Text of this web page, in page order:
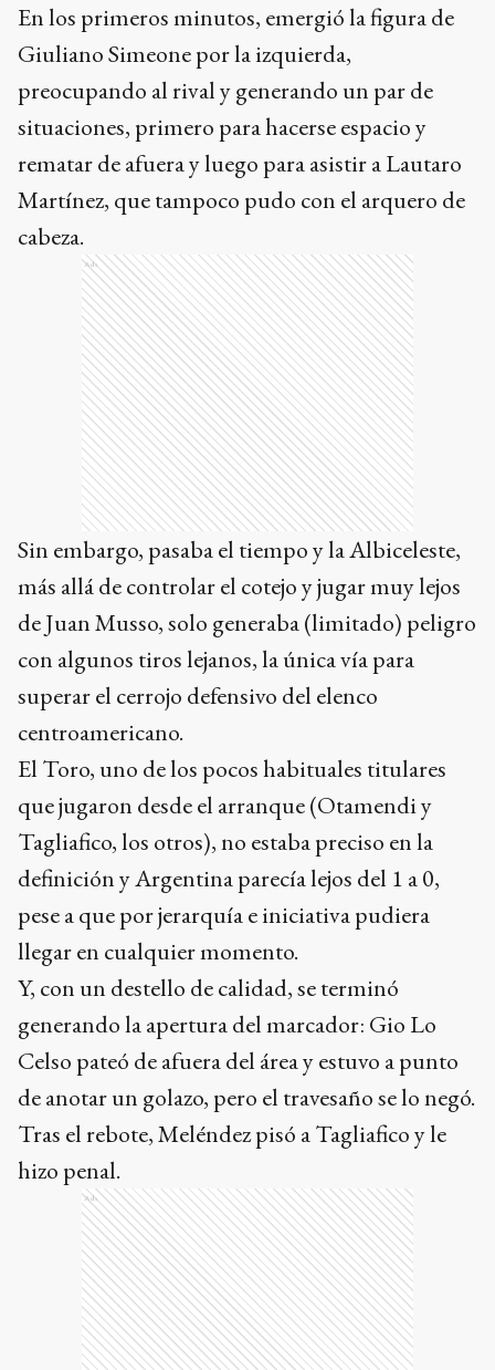
En los primeros minutos, emergió la figura de
Giuliano Simeone por la izquierda,
preocupando al rival y generando un par de
situaciones, primero para hacerse espacio y
rematar de afuera y luego para asistir a Lautaro
Martínez, que tampoco pudo con el arquero de
cabeza.
Ads
Sin embargo, pasaba el tiempo y la Albiceleste,
más allá de controlar el cotejo y jugar muy lejos
de Juan Musso, solo generaba (limitado) peligro
con algunos tiros lejanos, la única vía para
superar el cerrojo defensivo del elenco
centroamericano.
El Toro, uno de los pocos habituales titulares
que jugaron desde el arranque (Otamendi y
Tagliafico, los otros), no estaba preciso en la
definición y Argentina parecía lejos del 1 a 0,
pese a que por jerarquía e iniciativa pudiera
llegar en cualquier momento.
Y, con un destello de calidad, se terminó
generando la apertura del marcador: Gio Lo
Celso pateó de afuera del área y estuvo a punto
de anotar un golazo, pero el travesaño se lo negó.
Tras el rebote, Meléndez pisó a Tagliafico y le
hizo penal.
Ads